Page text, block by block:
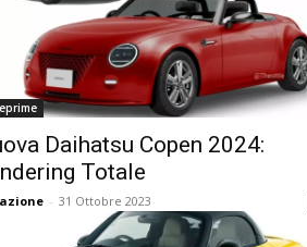
Daihatsu Copen 2024:
Totale
- 31 Ottobre 2023